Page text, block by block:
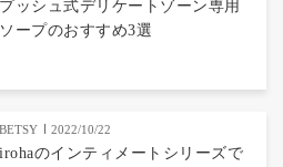
プッシュ式デリケートゾーン専用
ソープのおすすめ3選
BETSY 2022/10/22
irohaのインティメートシリーズで